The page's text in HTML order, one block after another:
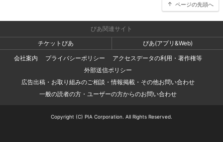
ページの先頭へ
ぴあ関連サイト
チケットぴあ
ぴあ(アプリ&Web)
会社案内
プライバシーポリシー
アクセスデータの利用・著作権等
外部送信ポリシー
広告出稿・お取り組みのご相談・情報掲載・その他お問い合わせ
一般の読者の方・ユーザーの方からのお問い合わせ
Copyright (C) PIA Corporation. All Rights Reserved.